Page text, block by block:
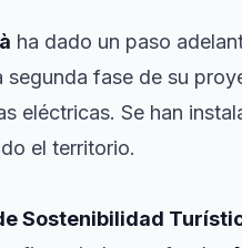
ha dado un paso
fase de su
eléctricas. Se han
el territorio.
Sostenibilidad